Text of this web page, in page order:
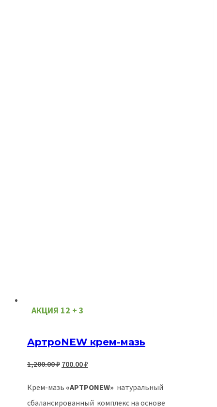
АКЦИЯ 12 + 3
АртроNEW крем-мазь
1,200.00₽ Первоначальная
700.00₽
Крем-мазь «АPТРОNEW» натуральный
сбалансированный комплекс на основе